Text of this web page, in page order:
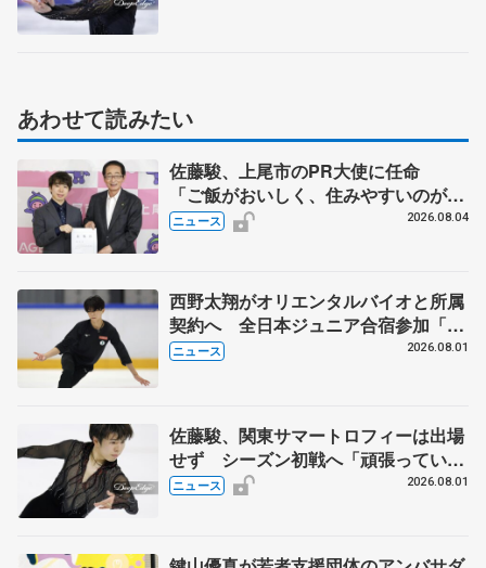
あわせて読みたい
佐藤駿、上尾市のPR大使に任命
「ご飯がおいしく、住みやすいのが魅
力」
ニュース 2026.08.04
西野太翔がオリエンタルバイオと所属
契約へ 全日本ジュニア合宿参加「結
果残していかないと」 講師はジェー
ニュース 2026.08.01
佐藤駿、関東サマートロフィーは出場
せず シーズン初戦へ「頑張っていき
ます」
ニュース 2026.08.01